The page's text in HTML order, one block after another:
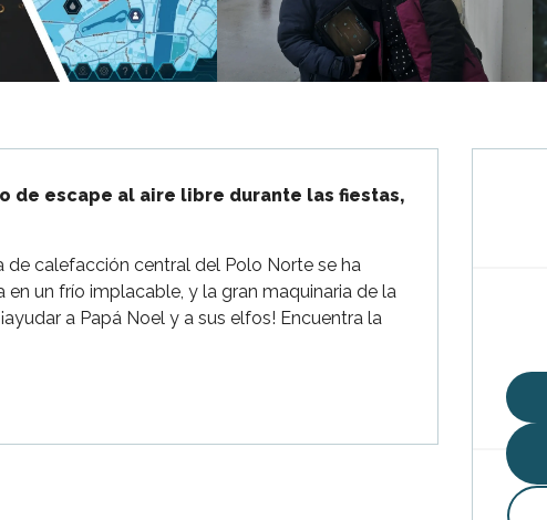
de escape al aire libre durante las fiestas,
de calefacción central del Polo Norte se ha
un frío implacable, y la gran maquinaria de la
a Papá Noel y a sus elfos! Encuentra la